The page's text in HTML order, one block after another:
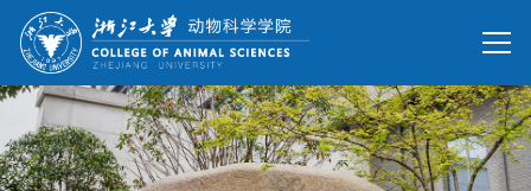
网站首页
院情总览
师资队伍
旧版回顾